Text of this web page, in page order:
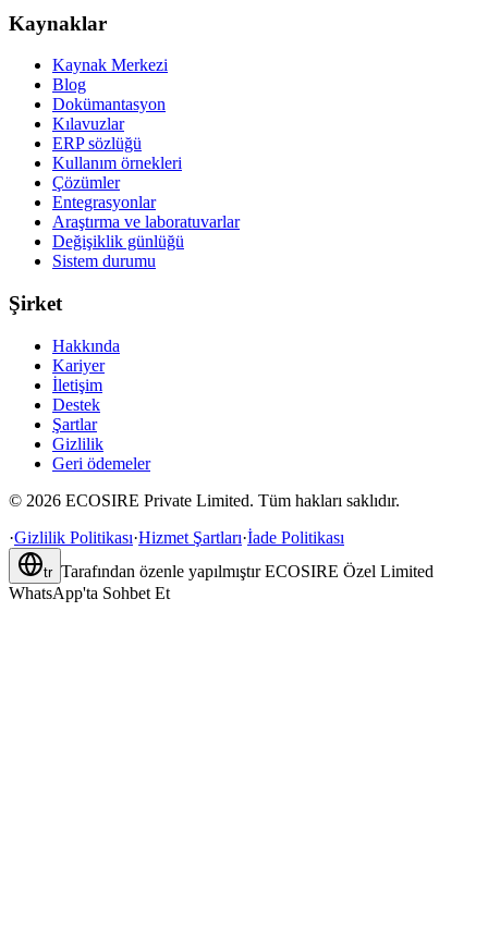
Kaynaklar
Kaynak Merkezi
Blog
Dokümantasyon
Kılavuzlar
ERP sözlüğü
Kullanım örnekleri
Çözümler
Entegrasyonlar
Araştırma ve laboratuvarlar
Değişiklik günlüğü
Sistem durumu
Şirket
Hakkında
Kariyer
İletişim
Destek
Şartlar
Gizlilik
Geri ödemeler
© 2026 ECOSIRE Private Limited. Tüm hakları saklıdır.
·Gizlilik Politikası·Hizmet Şartları·İade Politikası
tr Tarafından özenle yapılmıştır ECOSIRE Özel Limited
WhatsApp'ta Sohbet Et